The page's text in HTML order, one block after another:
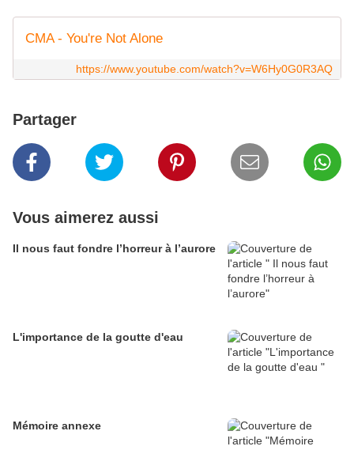
CMA - You're Not Alone
https://www.youtube.com/watch?v=W6Hy0G0R3AQ
Partager
Vous aimerez aussi
Il nous faut fondre l’horreur à l’aurore
L'importance de la goutte d'eau
Mémoire annexe